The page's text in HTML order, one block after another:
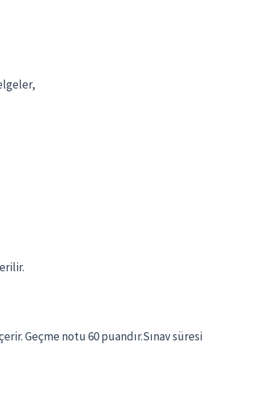
Geçme notu 60 puandır.Sınav süresi